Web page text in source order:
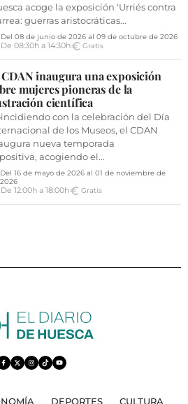
AMIGO MILITANTE
SESIÓN
acoge la exposición ‘Urriés contra
guerras aristocráticas...
Del 08 de junio de 2026 al 09 de octubre de 2026
De 08:30h a 14:30h Gratis
inaugura una exposición
mujeres pioneras de la
científica
con la celebración del Día
de los Museos, el CDAN
nueva temporada
acogiendo el...
Del 16 de mayo de 2026 al 01 de noviembre de
2026
De 12:00h a 18:00h Gratis
DEPORTES CULTURA